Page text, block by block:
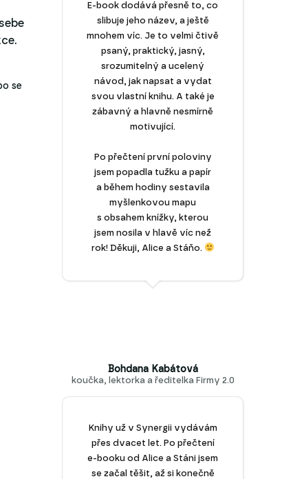
se
E-book dodává přesně to, co
slibuje jeho název, a ještě
mnohem víc. Je to velmi čtivě
psaný, praktický, jasný,
srozumitelný a ucelený
návod, jak napsat a vydat
svou vlastní knihu. A také je
zábavný a hlavně nesmírně
motivující.
Po přečtení první poloviny
jsem popadla tužku a papír
a během hodiny sestavila
myšlenkovou mapu
s obsahem knížky, kterou
jsem nosila v hlavě víc než
rok! Děkuji, Alice a Stáňo.
Bohdana Kabátová
koučka, lektorka a ředitelka Firmy 2.0
Knihy už v Synergii vydávám
přes dvacet let. Po přečtení
e-booku od Alice a Stáni jsem
se začal těšit, až si konečně